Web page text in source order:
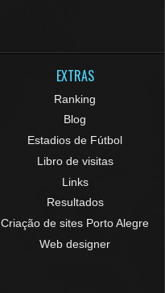
EXTRAS
Ranking
Blog
Estadios de Fútbol
Libro de visitas
Links
Resultados
Criação de sites Porto Alegre
Web designer